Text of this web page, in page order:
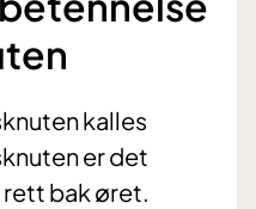
kalles
er det
bak øret.